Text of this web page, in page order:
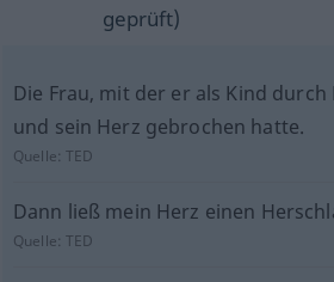
geprüft)
Die Frau, mit der er als Kind
und sein Herz gebrochen hatte.
Quelle:TED
Dann ließ mein Herz einen
Quelle:TED